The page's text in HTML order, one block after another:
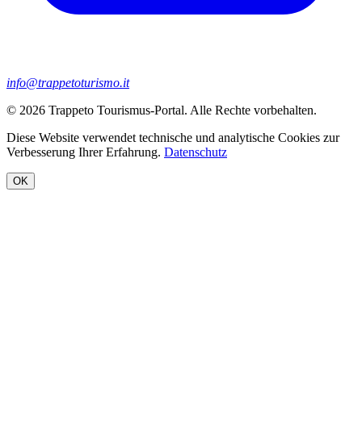
info@trappetoturismo.it
© 2026 Trappeto Tourismus-Portal. Alle Rechte vorbehalten.
Diese Website verwendet technische und analytische Cookies zur
Verbesserung Ihrer Erfahrung. Datenschutz
OK